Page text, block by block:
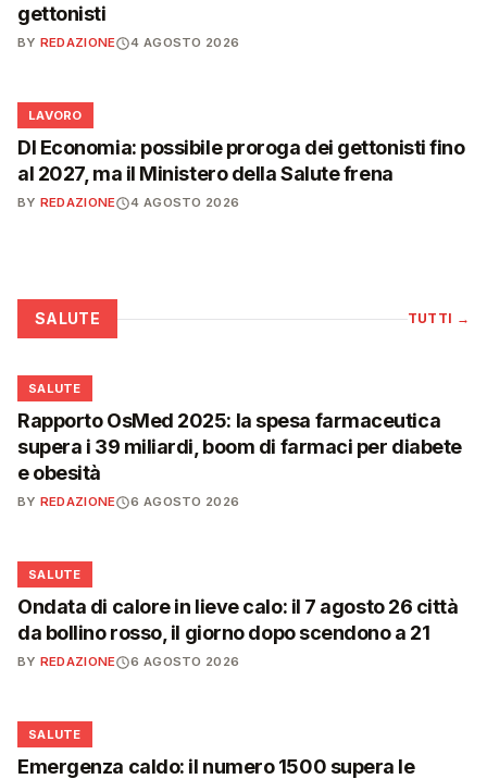
gettonisti
BY REDAZIONE 4 AGOSTO 2026
💼
LAVORO
Dl Economia: possibile proroga dei gettonisti fino
al 2027, ma il Ministero della Salute frena
BY REDAZIONE 4 AGOSTO 2026
SALUTE TUTTI →
❤️
SALUTE
Rapporto OsMed 2025: la spesa farmaceutica
supera i 39 miliardi, boom di farmaci per diabete
e obesità
BY REDAZIONE 6 AGOSTO 2026
❤️
SALUTE
Ondata di calore in lieve calo: il 7 agosto 26 città
da bollino rosso, il giorno dopo scendono a 21
BY REDAZIONE 6 AGOSTO 2026
❤️
SALUTE
Emergenza caldo: il numero 1500 supera le